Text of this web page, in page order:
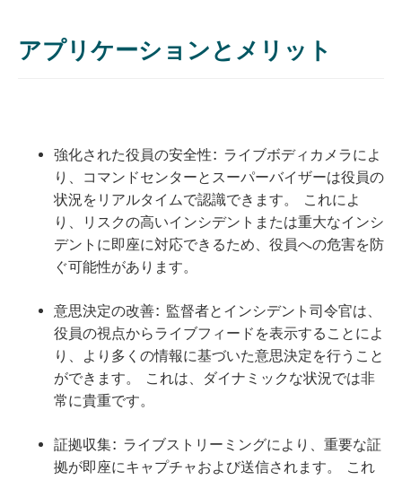
アプリケーションとメリット
強化された役員の安全性: ライブボディカメラによ
り、コマンドセンターとスーパーバイザーは役員の
状況をリアルタイムで認識できます。 これによ
り、リスクの高いインシデントまたは重大なインシ
デントに即座に対応できるため、役員への危害を防
ぐ可能性があります。
意思決定の改善: 監督者とインシデント司令官は、
役員の視点からライブフィードを表示することによ
り、より多くの情報に基づいた意思決定を行うこと
ができます。 これは、ダイナミックな状況では非
常に貴重です。
証拠収集: ライブストリーミングにより、重要な証
拠が即座にキャプチャおよび送信されます。 これ